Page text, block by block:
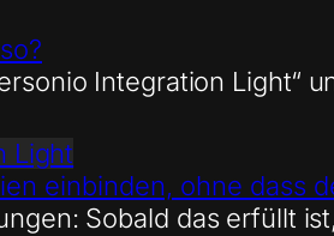
Integration Light“
Light
einbinden, ohne dass
Sobald das erfüllt